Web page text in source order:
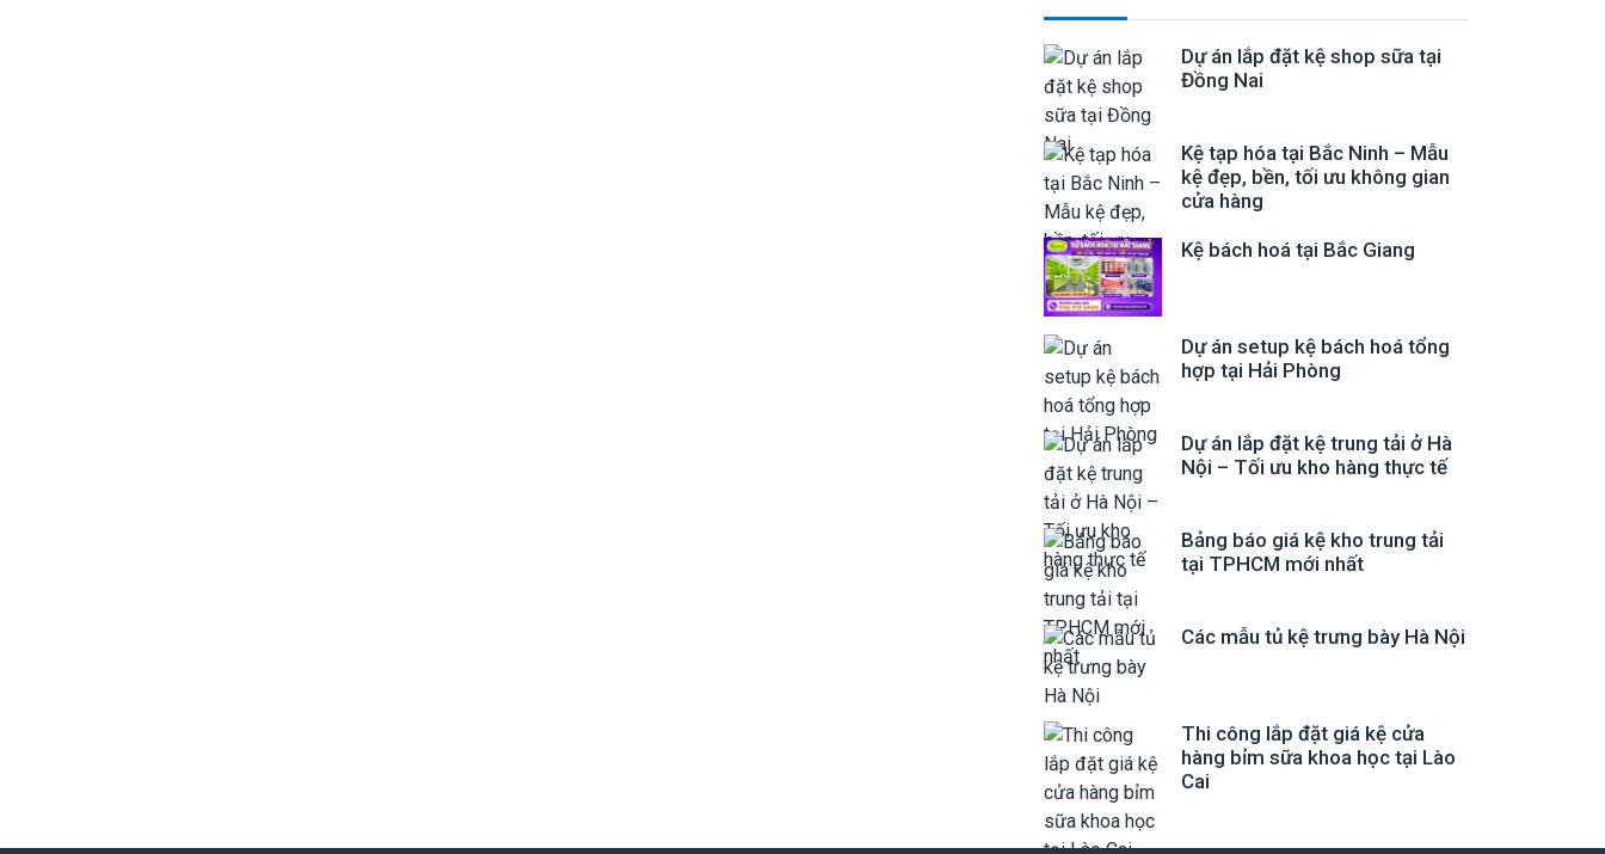
Dự án lắp đặt kệ shop sữa tại
Đồng Nai
Kệ tạp hóa tại Bắc Ninh – Mẫu
kệ đẹp, bền, tối ưu không gian
cửa hàng
Kệ bách hoá tại Bắc Giang
Dự án setup kệ bách hoá tổng
hợp tại Hải Phòng
Dự án lắp đặt kệ trung tải ở Hà
Nội – Tối ưu kho hàng thực tế
Bảng báo giá kệ kho trung tải
tại TPHCM mới nhất
Các mẫu tủ kệ trưng bày Hà Nội
Thi công lắp đặt giá kệ cửa
hàng bỉm sữa khoa học tại Lào
Cai